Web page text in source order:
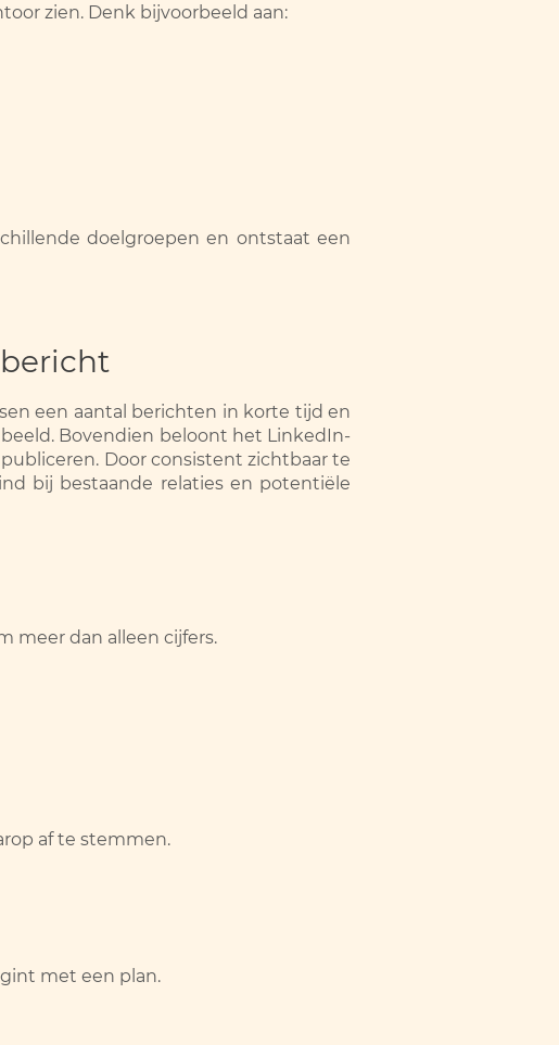
zien. Denk bijvoorbeeld aan:
doelgroepen en ontstaat een
een aantal berichten in korte tijd en
Bovendien beloont het LinkedIn-
Door consistent zichtbaar te
bij bestaande relaties en potentiële
meer dan alleen cijfers.
af te stemmen.
met een plan.